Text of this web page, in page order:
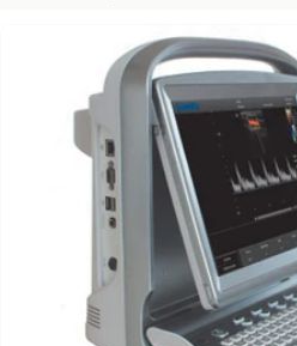
Apri supporto 0 in modalità modale